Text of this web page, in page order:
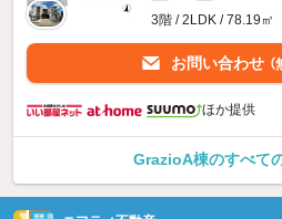
3階 / 2LDK / 78.19㎡
お問い合わせ （
ほか提供
GrazioA棟のすべて